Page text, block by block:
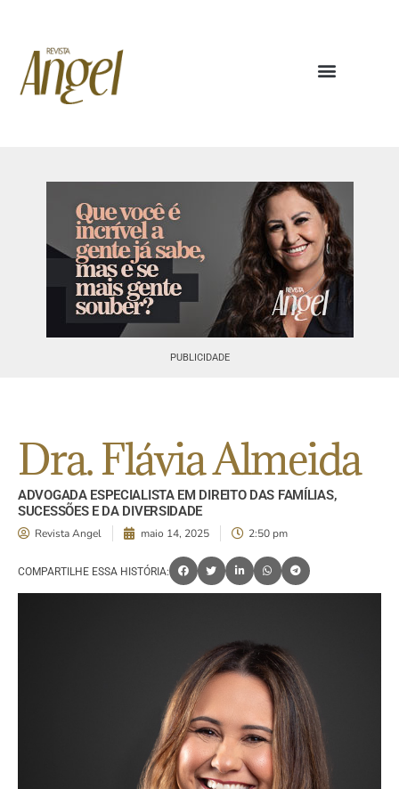
PUBLICIDADE
Dra. Flávia Almeida
ADVOGADA ESPECIALISTA EM DIREITO DAS FAMÍLIAS,
SUCESSÕES E DA DIVERSIDADE
Revista Angel maio 14, 2025 2:50 pm
COMPARTILHE ESSA HISTÓRIA: